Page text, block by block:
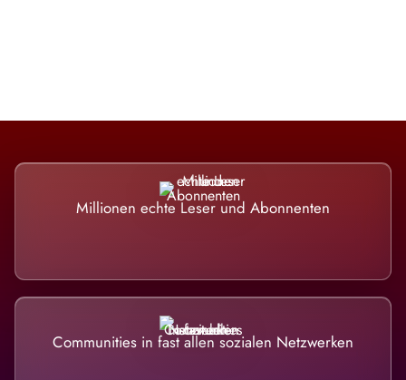
Millionen echte Leser und Abonnenten
Communities in fast allen sozialen Netzwerken